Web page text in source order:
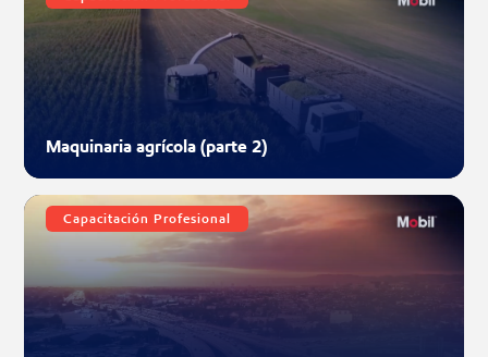
Maquinaria agrícola (parte 2)
Capacitación Profesional